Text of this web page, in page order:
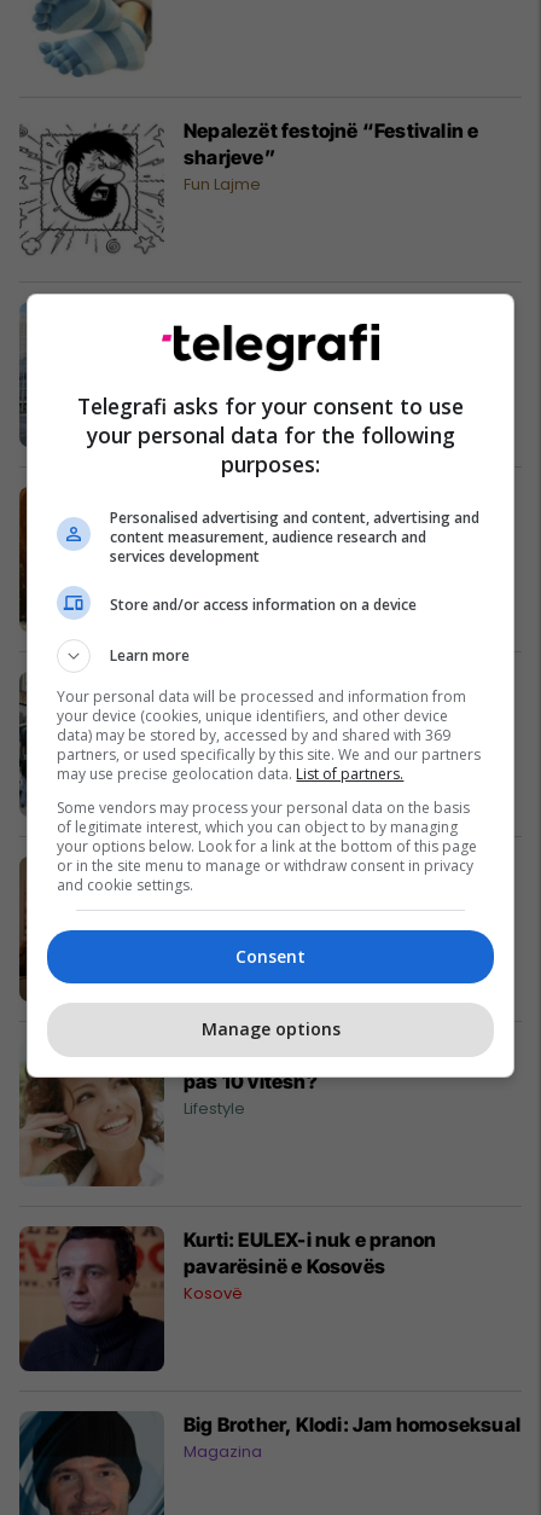
Nepalezët festojnë “Festivalin e
sharjeve”
Fun Lajme
Beogradit
Kosovë
Pablo Pikasos
Cult
Kosova Fashion Week 2010
Magazina
Shpëtimi i hebrenjve nga shqiptarët
në Ekspozitën Dokumentare
Përdorimi i celularit shfaq kancerin
pas 10 vitesh?
Lifestyle
Kurti: EULEX-i nuk e pranon
pavarësinë e Kosovës
Kosovë
Big Brother, Klodi: Jam homoseksual
Magazina
Telegrafi asks for your consent to use
your personal data for the following
purposes:
Personalised advertising and content, advertising and
content measurement, audience research and
services development
Store and/or access information on a device
Learn more
Your personal data will be processed and information from
your device (cookies, unique identifiers, and other device
data) may be stored by, accessed by and shared with 369
partners, or used specifically by this site. We and our partners
may use precise geolocation data. List of partners.
Some vendors may process your personal data on the basis
of legitimate interest, which you can object to by managing
your options below. Look for a link at the bottom of this page
or in the site menu to manage or withdraw consent in privacy
and cookie settings.
Consent
Manage options